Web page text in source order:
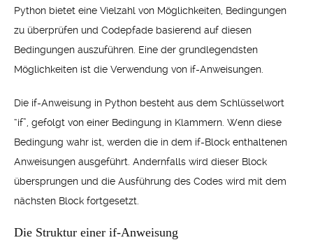
Python bietet eine Vielzahl von Möglichkeiten, Bedingungen
zu überprüfen und Codepfade basierend auf diesen
Bedingungen auszuführen. Eine der grundlegendsten
Möglichkeiten ist die Verwendung von if-Anweisungen.
Die if-Anweisung in Python besteht aus dem Schlüsselwort
“if”, gefolgt von einer Bedingung in Klammern. Wenn diese
Bedingung wahr ist, werden die in dem if-Block enthaltenen
Anweisungen ausgeführt. Andernfalls wird dieser Block
übersprungen und die Ausführung des Codes wird mit dem
nächsten Block fortgesetzt.
Die Struktur einer if-Anweisung